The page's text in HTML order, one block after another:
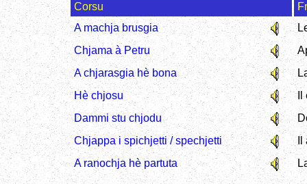
Corsu
A machja brusgia
Chjama à Petru
A chjarasgia hè bona
Hè chjosu
Dammi stu chjodu
Chjappa i spichjetti / spechjetti
Il
A ranochja hè partuta